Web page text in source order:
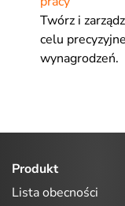
Twórz i
celu
wynagrodzeń.
Produkt
Lista obecności